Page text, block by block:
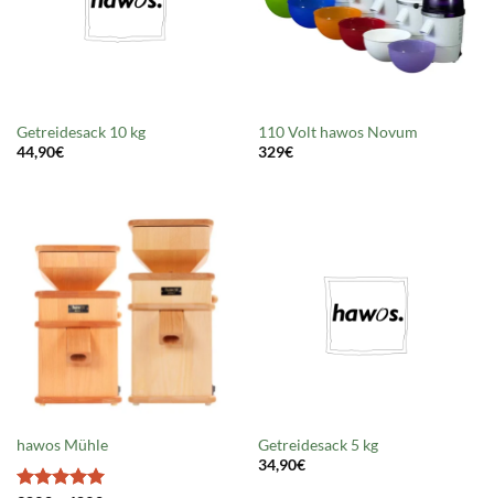
Getreidesack 10 kg
44,90€
110 Volt hawos Novum
329€
hawos Mühle
Getreidesack 5 kg
34,90€